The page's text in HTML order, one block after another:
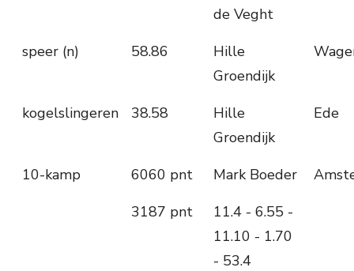
de Veght
speer (n)
58.86
Hille
Groendijk
kogelslingeren 38.58
Hille
Groendijk
Ede
10-kamp 6060 pnt Mark Boeder
3187 pnt
11.4 - 6.55 -
11.10 - 1.70
- 53.4